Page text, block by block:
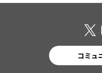
コミュ